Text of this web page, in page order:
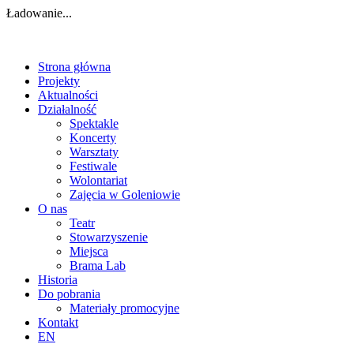
Ładowanie...
Strona główna
Projekty
Aktualności
Działalność
Spektakle
Koncerty
Warsztaty
Festiwale
Wolontariat
Zajęcia w Goleniowie
O nas
Teatr
Stowarzyszenie
Miejsca
Brama Lab
Historia
Do pobrania
Materiały promocyjne
Kontakt
EN